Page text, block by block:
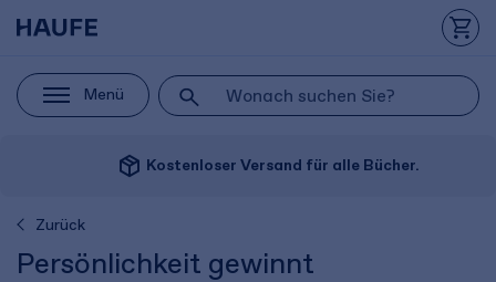
Menü
package_2 Kostenloser Versand für alle Bücher.
Zurück
Persönlichkeit gewinnt